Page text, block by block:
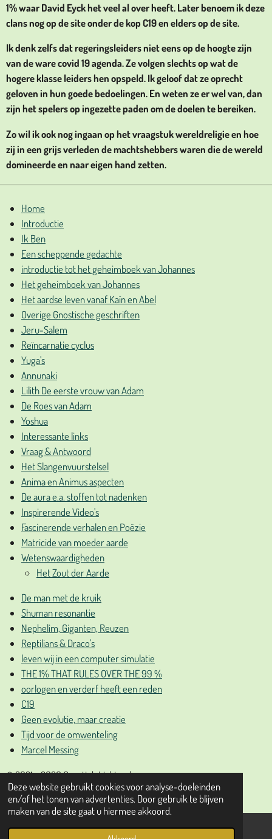
Deze website gebruikt cookies voor analyse-doeleinden
en/of het tonen van advertenties. Door gebruik te blijven
maken van de site gaat u hiermee akkoord.
1% waar David Eyck het veel al over heeft. Later benoem ik deze
clans nog op de site onder de kop C19 en elders op de site.
Ik denk zelfs dat regeringsleiders niet eens op de hoogte zijn
van de ware covid 19 agenda. Ze volgen slechts op wat de
hogere klasse leiders hen opspeld. Ik geloof dat ze oprecht
geloven in hun goede bedoelingen. En weten ze er wel van, dan
zijn het spelers op ingezette paden om de doelen te bereiken.
Zo wil ik ook nog ingaan op het vraagstuk wereldreligie en hoe
zij in een grijs verleden de machtshebbers waren die de wereld
domineerde en naar eigen hand zetten.
Home
Introductie
Ik Ben
Een scheppende gedachte
introductie tot het geheimboek van Johannes
Het geheimboek van Johannes
Het aardse leven vanaf Kaïn en Abel
Overige Gnostische geschriften
Jeru-Salem
Reïncarnatie cyclus
Yuga's
Annunaki
Lilith De eerste vrouw van Adam
De Roes van Adam
Yoshua
Interessante links
Vraag & Antwoord
Het Slangenvuurstelsel
Anima en Animus aspecten
De aura e.a. stoffen tot nadenken
Inspirerende Video's
Fascinerende verhalen en Poëzie
Matricide van moeder aarde
Wetenswaardigheden
Het Zout der Aarde
De man met de kruik
Shuman resonantie
Nephelim, Giganten, Reuzen
Reptilians & Draco's
leven wij in een computer simulatie
THE 1% THAT RULES OVER THE 99 %
oorlogen en verderf heeft een reden
C19
Geen evolutie, maar creatie
Tijd voor de omwenteling
Marcel Messing
© 2021 - 2026 Gnostiek Lichtpad
Powered byJouwWeb